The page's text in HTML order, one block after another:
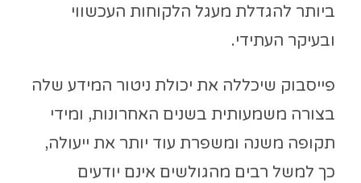
ביותר להגדלת מעגל הלקוחות העכשווי
ובעיקר העתידי.
פייסבוק שיכללה את יכולת ניטור המידע שלה
בצורה משמעותית בשנים האחרונות, ומידי
תקופה משנה ומשפרת עוד יותר את ייעולה,
כך למשל רבים מהגולשים אינם יודעים